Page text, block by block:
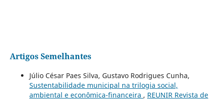
Artigos Semelhantes
Júlio César Paes Silva, Gustavo Rodrigues Cunha,
Sustentabilidade municipal na trilogia social,
ambiental e econômica-financeira , REUNIR Revista de